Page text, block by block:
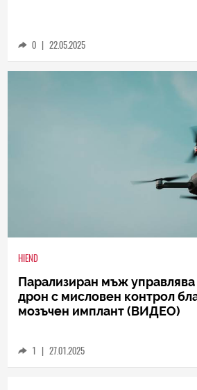
0 | 22.05.2025
HIEND
Парализиран мъж управлява
дрон с мисловен контрол
мозъчен имплант (ВИДЕО)
1 | 27.01.2025